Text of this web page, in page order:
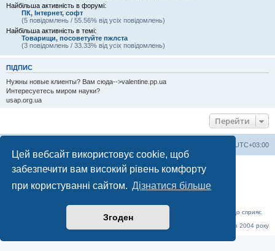
Цей вебсайт використовує cookie, щоб
забезпечити вам високий рівень комфорту
при користуванні сайтом. Дізнатися більше
Згоден
Найбільша активність в форумі:
ПК, Інтернет, софт
(5 повідомлень / 55.56% від усіх повідомлень)
Найбільша активність в темі:
Товарищи, посоветуйте пжлста
(3 повідомлень / 33.33% від усіх повідомлень)
ПІДПИС
Нужны новые клиенты? Вам сюда-->valentine.pp.ua
Интересуетесь миром науки?
usap.org.ua
Перейти
UTC+03:00
Працює на phpBB® Forum Software © phpBB Limited
«Херсонський форум» – приватний, незалежний інтерактивний веб-ресурс, що сприяє
комунікації через глобальну мережу Інтернет.
та приєднуйтесь до дружньої спільноти, яка тут спілкується з 2004 року